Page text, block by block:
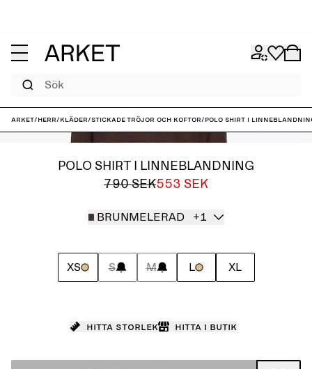
ARKET/Herr/Kläder/Stickade tröjor och koftor/Polo shirt i
POLO SHIRT I LINNEBLANDNING
790 SEK553 SEK
BRUNMELERAD +1
XS S M L XL
Hitta storlek Hitta i butik